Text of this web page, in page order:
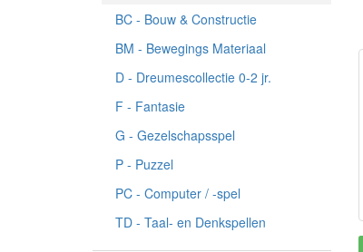
BC - Bouw & Constructie
BM - Bewegings Materiaal
D - Dreumescollectie 0-2 jr.
F - Fantasie
G - Gezelschapsspel
P - Puzzel
PC - Computer / -spel
TD - Taal- en Denkspellen